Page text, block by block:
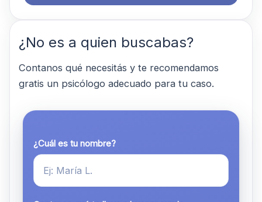
¿No es a quien buscabas?
Contanos qué necesitás y te recomendamos
gratis un psicólogo adecuado para tu caso.
¿Cuál es tu nombre?